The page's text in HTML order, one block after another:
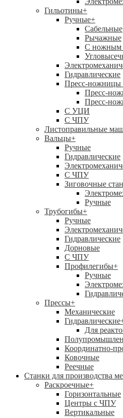
Гильотины+
Ручные+
Сабельные
Рычажные
С ножным
Гидравлические
Пресс-ножницы
Пресс-
Пресс-
С УЦИ
С ЧПУ
Листоправильные
Вальцы+
Ручные
Гидравлические
С ЧПУ
Зиговочные
Ручные
Трубогибы+
Ручные
Гидравлические
Дорновые
С ЧПУ
Профилегибы+
Ручные
Прессы+
Механические
Гидравлические
Для
Координатно-
Ковочные
Реечные
Станки для производства
Раскроечные+
Горизонтальные
Центры с ЧПУ
Вертикальные